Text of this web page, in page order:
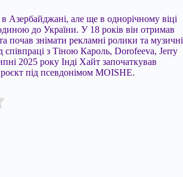
Азербайджані, але ще в однорічному віці
до України. У 18 років він отримав
почав знімати рекламні ролики та музичні
співпраці з Тіною Кароль, Dorofeeva, Jerry
2025 року Інді Хайт започаткував
під псевдонімом MOISHE.